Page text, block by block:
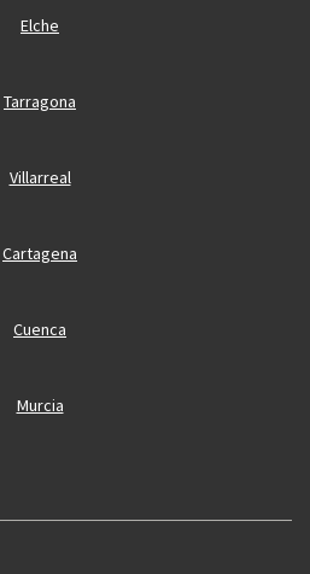
Elche
Tarragona
Villarreal
Cartagena
Cuenca
Murcia